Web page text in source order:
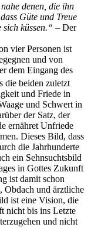
denen, die ihn
Güte und Treue
küssen.“ – Der
vier Personen ist
und von
dem Eingang des
die beiden zuletzt
und Friede in
und Schwert in
der Satz, der
ernähret Unfriede
Dieses Bild, dass
die Jahrhunderte
ein Sehnsuchtsbild
in Gottes Zukunft
ist damit schon
Obdach und ärztliche
ist eine Vision, die
nicht bis ins Letzte
und nicht